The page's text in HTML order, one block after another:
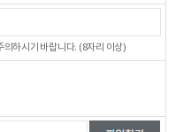
의하시기 바랍니다. (8자리 이상)